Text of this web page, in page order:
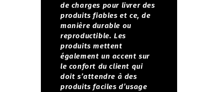
de charges pour livrer des
produits fiables et ce, de
manière durable ou
reproductible. Les
produits mettent
également un accent sur
le confort du client qui
doit s’attendre à des
produits faciles d’usage